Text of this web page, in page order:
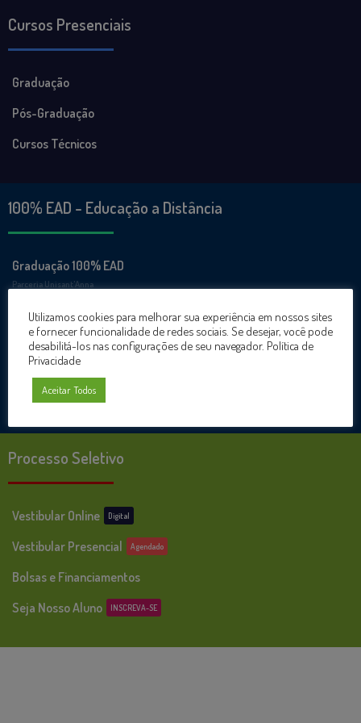
Cursos Presenciais
Graduação
Pós-Graduação
Cursos Técnicos
100% EAD - Educação a Distância
Graduação 100% EAD
Parceria Unisant'Anna
Cursos Online
Cursos de Extensão
Cursos Livres Online
Processo Seletivo
Vestibular Online Digital
Vestibular Presencial Agendado
Bolsas e Financiamentos
Seja Nosso Aluno
INSCREVA-SE
Utilizamos cookies para melhorar sua experiência em nossos sites
e fornecer funcionalidade de redes sociais. Se desejar, você pode
desabilitá-los nas configurações de seu navegador. Política de
Privacidade
Aceitar Todos